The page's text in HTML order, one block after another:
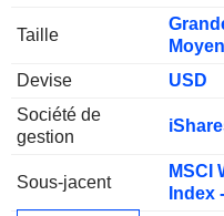
Taille
Devise
USD
Société de
gestion
Sous-jacent
MSCI
Index